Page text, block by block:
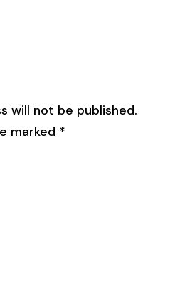
will not be published.
marked *